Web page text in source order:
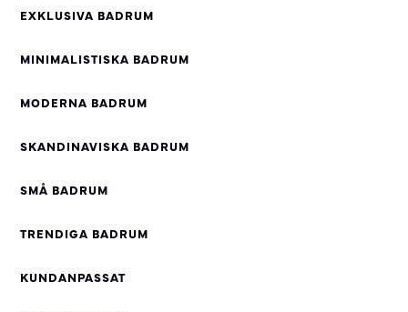
EXKLUSIVA BADRUM
MINIMALISTISKA BADRUM
MODERNA BADRUM
SKANDINAVISKA BADRUM
SMÅ BADRUM
TRENDIGA BADRUM
KUNDANPASSAT